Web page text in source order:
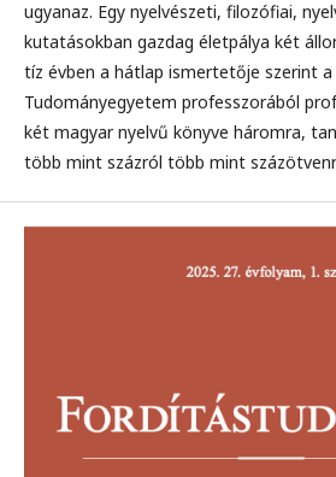
ugyanaz. Egy nyelvészeti, filozófiai,
kutatásokban gazdag életpálya két
tíz évben a hátlap ismertetője szerint a
Tudományegyetem professzorából
két magyar nyelvű könyve háromra,
több mint százról több mint